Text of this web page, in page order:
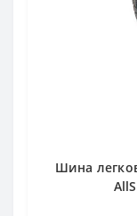
Шина